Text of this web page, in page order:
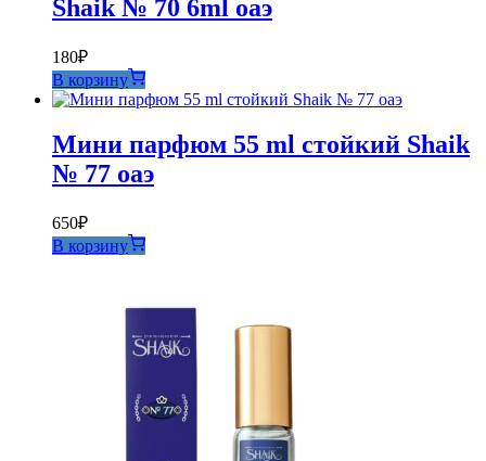
Shaik № 70 6ml оаэ
180₽
В корзину
Мини парфюм 55 ml стойкий Shaik
№ 77 оаэ
650₽
В корзину